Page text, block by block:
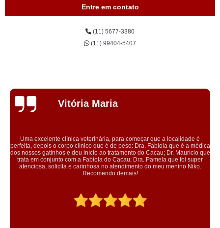
Entre em contato
(11) 5677-3380
(11) 99404-5407
Evelyn
Scarpioni
Conheci a clínica através do plano da petlover, onde realizei a
microchipagem na minha cachorra. Atendimento por ordem de chegada,
equipe gentil e educada. Tratam os animais com muito carinho.